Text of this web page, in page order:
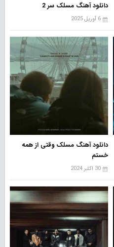
دانلود آهنگ مسلک سر 2
6 آوریل 2025
دانلود آهنگ مسلک وقتی از همه
خستم
30 اکتبر 2024